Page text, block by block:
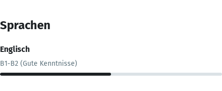
Sprachen
Englisch
B1-B2 (Gute Kenntnisse)